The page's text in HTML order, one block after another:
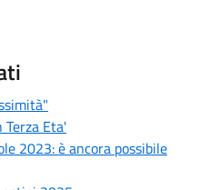
Eta'
2023: è ancora possibile